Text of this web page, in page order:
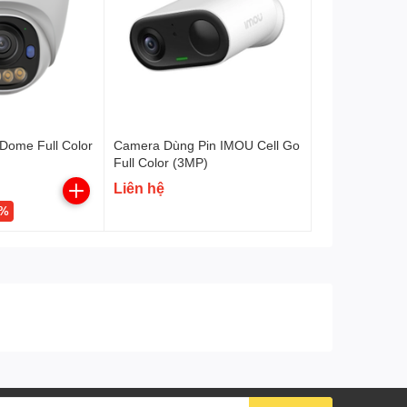
cưng.
Cảnh báo chủ động bằng
còi hú (110dB) và đèn
chớp.
Chống nước, chống
IP65
DC5V 1A
Full Color
Camera Dùng Pin IMOU Cell Go
Full Color (3MP)
Liên hệ